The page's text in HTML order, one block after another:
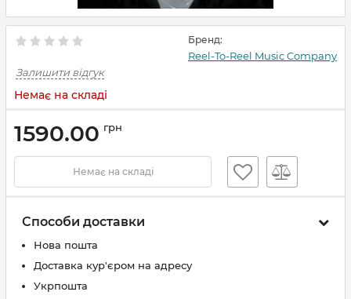
Бренд:
Reel-To-Reel Music Company
Залишити відгук
Немає на складі
1590.00 грн
Немає на складі
Способи доставки
Нова пошта
Доставка кур'єром на адресу
Укрпошта